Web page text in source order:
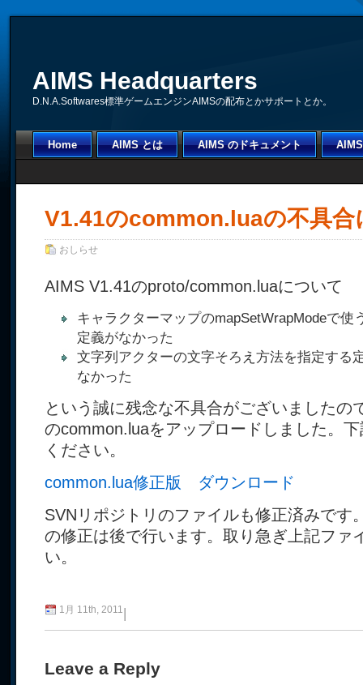
AIMS Headquarters
D.N.A.Softwares標準ゲームエンジンAIMSの配布とかサポートとか。
Home AIMS とは AIMS のドキュメント
V1.41のcommon.luaの不具合
おしらせ
AIMS V1.41のproto/common.luaについて
キャラクターマップのmapSetWrapModeで
定義がなかった
文字列アクターの文字そろえ方法を指定す
なかった
という誠に残念な不具合がございましたの
のcommon.luaをアップロードしました。
ください。
common.lua修正版 ダウンロード
SVNリポジトリのファイルも修正済みです
の修正は後で行います。取り急ぎ上記ファ
い。
1月 11th, 2011|
Leave a Reply